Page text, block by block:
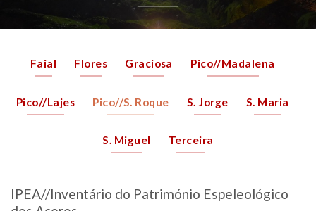
Faial Flores Graciosa Pico//Madalena
Pico//Lajes Pico//S. Roque S. Jorge S. Maria
S. Miguel Terceira
IPEA//Inventário do Património Espeleológico